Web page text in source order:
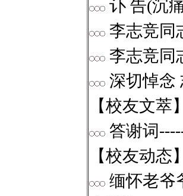
讣 告(沉
李志竞同
李志竞同
深切悼念
【校友文萃】
答谢词
【校友动态】
缅怀老爷